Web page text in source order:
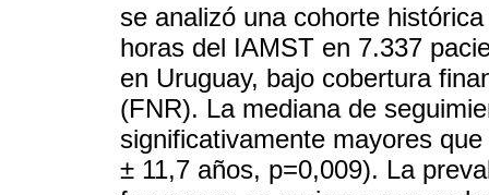
se analizó una cohorte
horas del IAMST en 7.337
en Uruguay, bajo cobertura
(FNR). La mediana de
significativamente mayores
± 11,7 años, p=0,009). La